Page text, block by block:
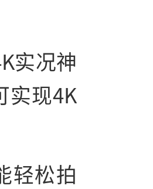
实况神
实现4K
轻松拍